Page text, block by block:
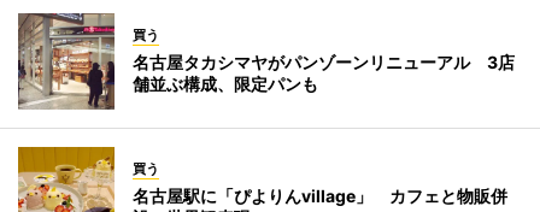
買う
名古屋タカシマヤがパンゾーンリニューアル 3店
舗並ぶ構成、限定パンも
買う
名古屋駅に「ぴよりんvillage」 カフェと物販併